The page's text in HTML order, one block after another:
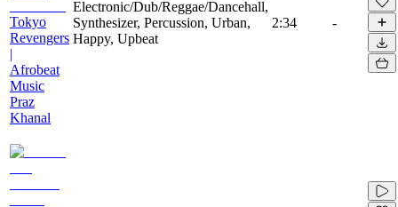
Tokyo
Revengers
|
Afrobeat
Music
Praz
Khanal
Electronic/Dub/Reggae/Dancehall,
Synthesizer, Percussion, Urban,
Happy, Upbeat
2:34 -